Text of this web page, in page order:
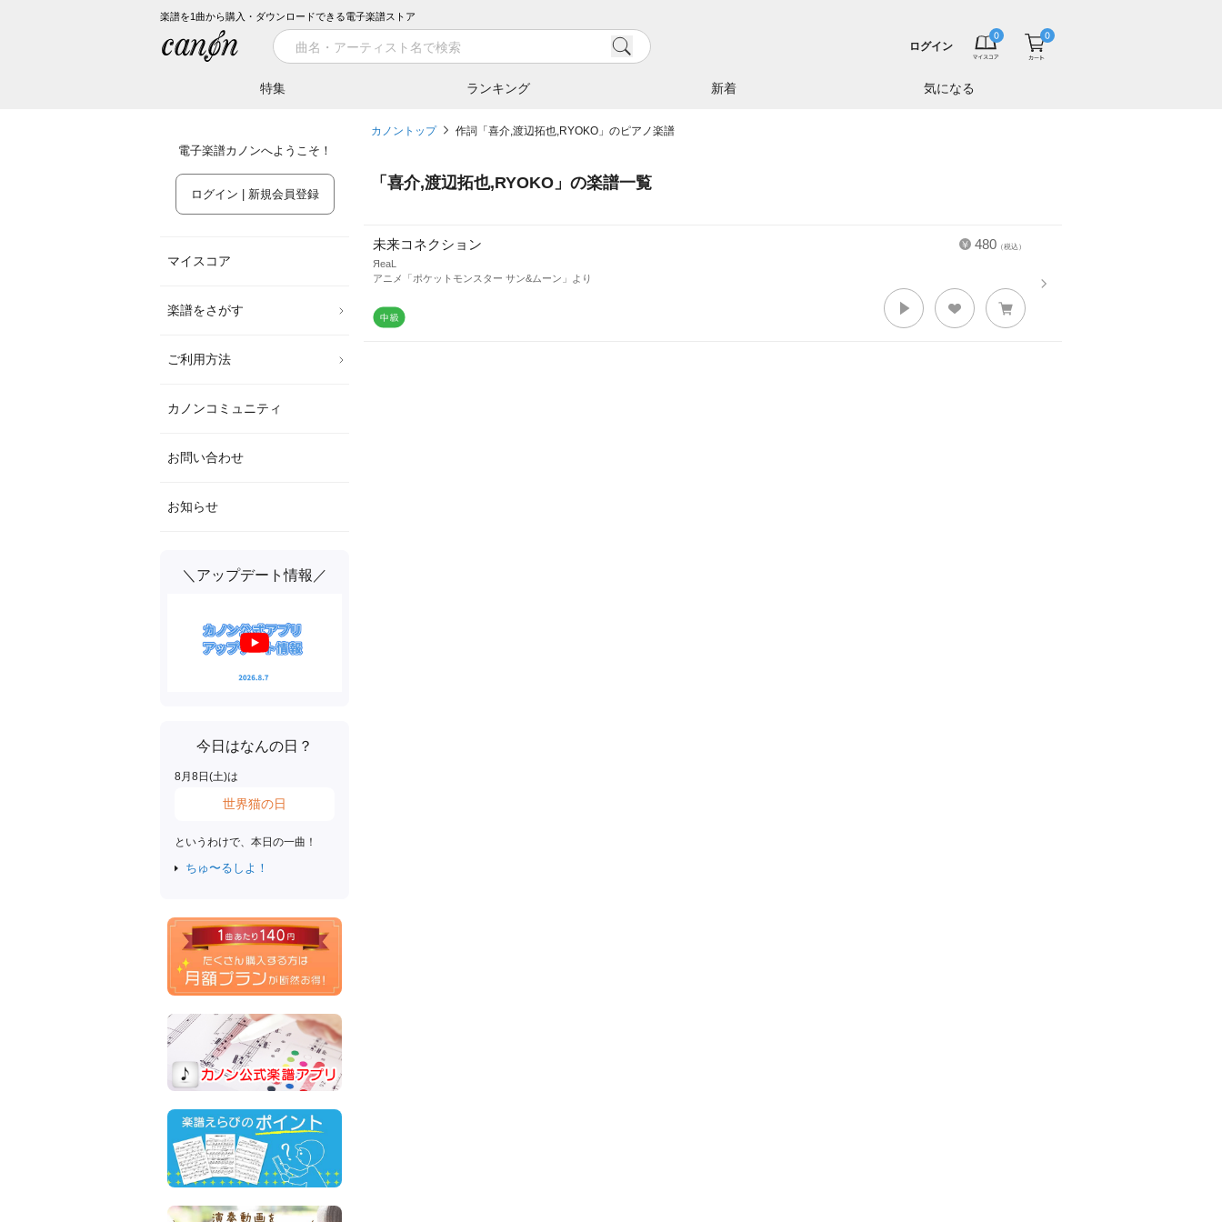
楽譜を1曲から購入・ダウンロードできる電子楽譜ストア
特集 ランキング 新着 気になる
ログイン
電子楽譜カノンへようこそ！
ログイン | 新規会員登録
マイスコア
楽譜をさがす
ご利用方法
カノンコミュニティ
お問い合わせ
お知らせ
＼アップデート情報／
今日はなんの日？
8月 8日(土)は
世界猫の日
というわけで、本日の一曲！
ちゅ〜るしよ！
カノントップ 作詞「喜介,渡辺拓也,RYOKO」のピアノ楽譜
「 喜介,渡辺拓也,RYOKO 」の楽譜一覧
480 （税込）
未来コネクション
ЯeaL
アニメ「ポケットモンスター サン&ムーン」より